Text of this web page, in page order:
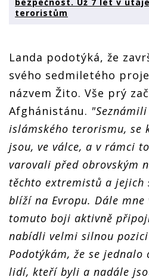
teroristům
Landa podotýká, že
svého sedmiletého
názvem Žito. Vše prý
Afghánistánu.
islámského terorismu, se
jsou, ve válce, a v rámci
varovali před obrovským
těchto extremistů a jejich
blíží na Evropu. Dále mne
tomuto boji aktivně
nabídli velmi silnou
Podotýkám, že se jednalo
lidí, kteří byli a nadále